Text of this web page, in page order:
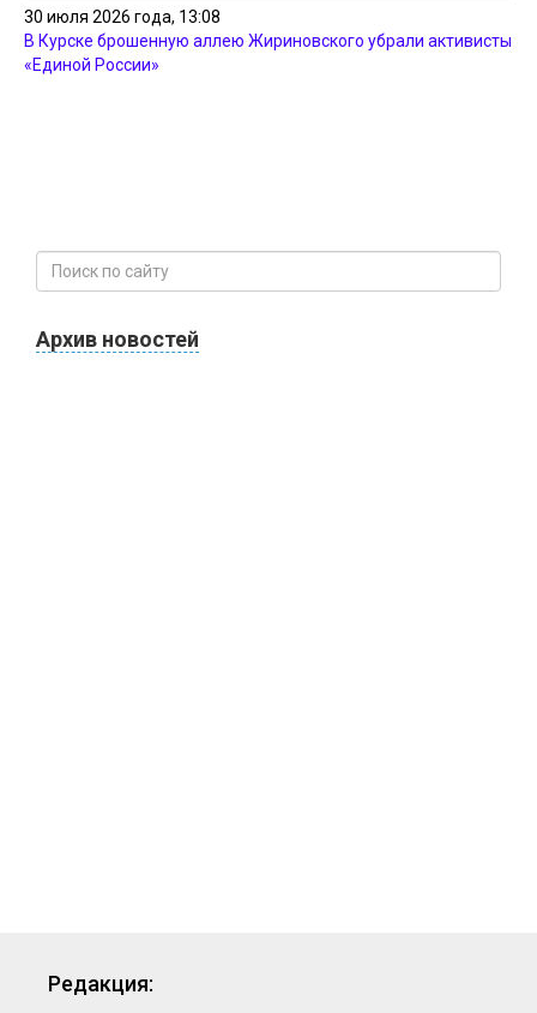
30 июля 2026 года, 13:08
В Курске брошенную аллею Жириновского убрали активисты
«Единой России»
Архив новостей
Редакция: